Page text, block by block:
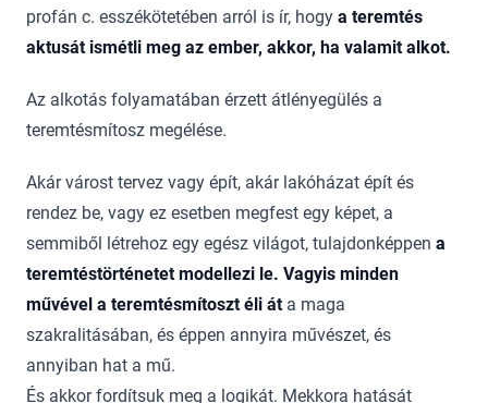
profán c. esszékötetében arról is ír, hogy a teremtés
aktusát ismétli meg az ember, akkor, ha valamit alkot.
Az alkotás folyamatában érzett átlényegülés a
teremtésmítosz megélése.
Akár várost tervez vagy épít, akár lakóházat épít és
rendez be, vagy ez esetben megfest egy képet, a
semmiből létrehoz egy egész világot, tulajdonképpen a
teremtéstörténetet modellezi le. Vagyis minden
művével a teremtésmítoszt éli áta maga
szakralitásában, és éppen annyira művészet, és
annyiban hat a mű.
És akkor fordítsuk meg a logikát. Mekkora hatását